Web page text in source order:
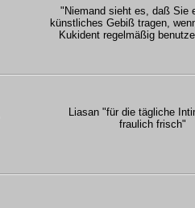
"Niemand sieht es, daß Sie
künstliches Gebiß tragen,
Kukident regelmäßig
Liasan "für die tägliche
fraulich frisch"